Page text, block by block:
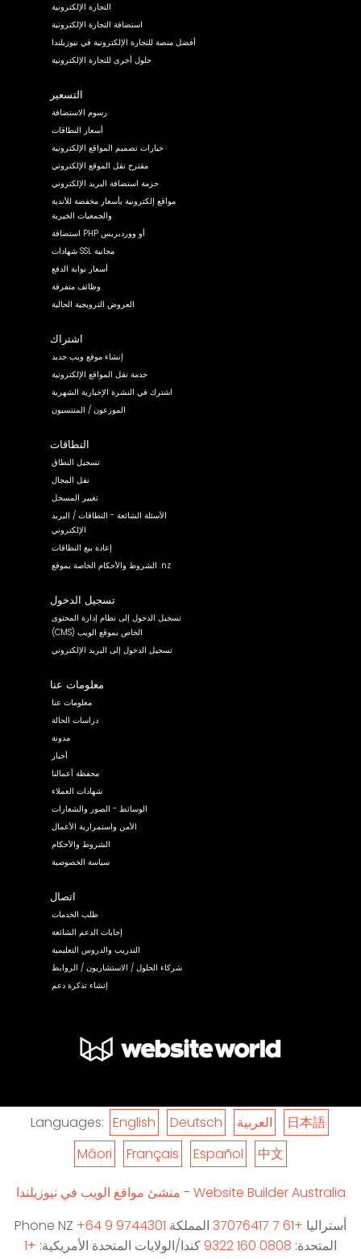
التجارة الإلكترونية
استضافة التجارة الإلكترونية
أفضل منصة للتجارة الإلكترونية في نيوزيلندا
حلول أخرى للتجارة الإلكترونية
التسعير
رسوم الاستضافة
أسعار النطاقات
خيارات تصميم المواقع الإلكترونية
مقترح نقل الموقع الإلكتروني
حزمة استضافة البريد الإلكتروني
مواقع إلكترونية بأسعار مخفضة للأندية
والجمعيات الخيرية
استضافة PHP أو ووردبريس
شهادات SSL مجانية
أسعار بوابة الدفع
وظائف متفرقة
العروض الترويجية الحالية
اشتراك
إنشاء موقع ويب جديد
خدمة نقل المواقع الإلكترونية
اشترك في النشرة الإخبارية الشهرية
الموزعون / المنتسبون
النطاقات
تسجيل النطاق
نقل المجال
تغيير المسجل
الأسئلة الشائعة - النطاقات / البريد
الإلكتروني
إعادة بيع النطاقات
الشروط والأحكام الخاصة بموقع .nz
تسجيل الدخول
تسجيل الدخول إلى نظام إدارة المحتوى
(CMS) الخاص بموقع الويب
تسجيل الدخول إلى البريد الإلكتروني
معلومات عنا
معلومات عنا
دراسات الحالة
مدونة
أخبار
محفظة أعمالنا
شهادات العملاء
الوسائط - الصور والشعارات
الأمن واستمرارية الأعمال
الشروط والأحكام
سياسة الخصوصية
اتصال
طلب الخدمات
إجابات الدعم الشائعة
التدريب والدروس التعليمية
شركاء الحلول / الاستشاريون / الروابط
إنشاء تذكرة دعم
Languages: English Deutsch العربية
日本語
Māori
Français Español 中文
منشئ مواقع الويب في نيوزيلندا - Website Builder Australia
Phone NZ +64 9 9744301 أستراليا +61 7 37076417
المملكة
المتحدة: 0808 160 9322 كندا/الولايات المتحدة الأمريكية:
+1